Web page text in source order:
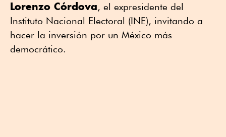
Lorenzo Córdova, el expresidente del
Instituto Nacional Electoral (INE), invitando a
hacer la inversión por un México más
democrático.